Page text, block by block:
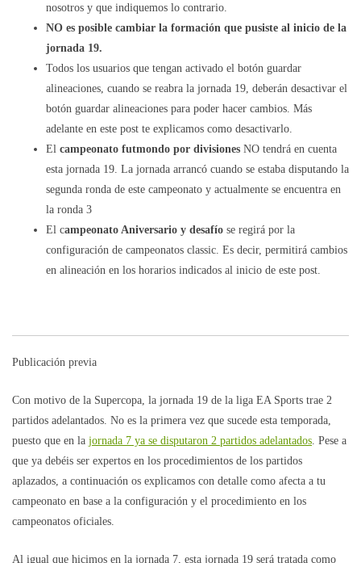
nosotros y que indiquemos lo contrario.
NO es posible cambiar la formación que pusiste al inicio de la
jornada 19.
Todos los usuarios que tengan activado el botón guardar
alineaciones, cuando se reabra la jornada 19, deberán desactivar el
botón guardar alineaciones para poder hacer cambios. Más
adelante en este post te explicamos como desactivarlo.
El campeonato futmondo por divisiones NO tendrá en cuenta
esta jornada 19. La jornada arrancó cuando se estaba disputando la
segunda ronda de este campeonato y actualmente se encuentra en
la ronda 3
El campeonato Aniversario y desafío se regirá por la
configuración de campeonatos classic. Es decir, permitirá cambios
en alineación en los horarios indicados al inicio de este post.
Publicación previa
Con motivo de la Supercopa, la jornada 19 de la liga EA Sports trae 2
partidos adelantados. No es la primera vez que sucede esta temporada,
puesto que en la jornada 7 ya se disputaron 2 partidos adelantados . Pese a
que ya debéis ser expertos en los procedimientos de los partidos
aplazados, a continuación os explicamos con detalle como afecta a tu
campeonato en base a la configuración y el procedimiento en los
campeonatos oficiales.
Al igual que hicimos en la jornada 7, esta jornada 19 será tratada como